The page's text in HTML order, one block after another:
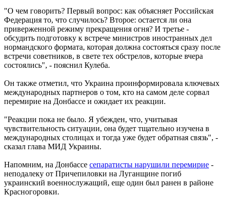
"О чем говорить? Первый вопрос: как объясняет Российская
Федерация то, что случилось? Второе: остается ли она
приверженной режиму прекращения огня? И третье -
обсудить подготовку к встрече министров иностранных дел
нормандского формата, которая должна состояться сразу после
встречи советников, в свете тех обстрелов, которые вчера
состоялись", - пояснил Кулеба.
Он также отметил, что Украина проинформировала ключевых
международных партнеров о том, кто на самом деле сорвал
перемирие на Донбассе и ожидает их реакции.
"Реакции пока не было. Я убежден, что, учитывая
чувствительность ситуации, она будет тщательно изучена в
международных столицах и тогда уже будет обратная связь", -
сказал глава МИД Украины.
Напомним, на Донбассе сепаратисты нарушили перемирие -
неподалеку от Причепиловки на Луганщине погиб
украинский военнослужащий, еще один был ранен в районе
Красногоровки.